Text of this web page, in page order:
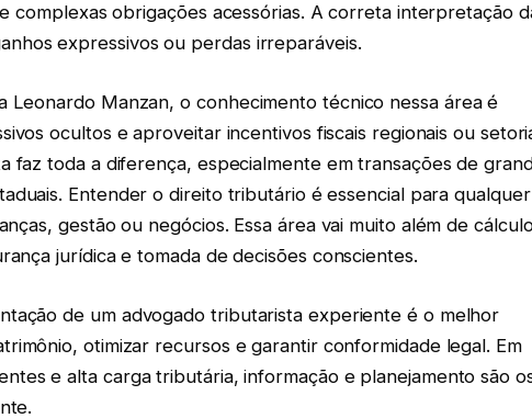
complexas obrigações acessórias. A correta interpretação
expressivos ou perdas irreparáveis.
Leonardo Manzan, o conhecimento técnico nessa área é
ocultos e aproveitar incentivos fiscais regionais ou
faz toda a diferença, especialmente em transações de
Entender o direito tributário é essencial para qualquer
gestão ou negócios. Essa área vai muito além de
jurídica e tomada de decisões conscientes.
de um advogado tributarista experiente é o melhor
otimizar recursos e garantir conformidade legal. Em
e alta carga tributária, informação e planejamento são